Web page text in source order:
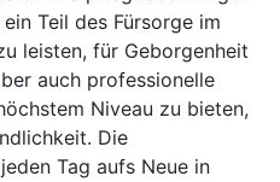
Teil des Fürsorge im
leisten, für Geborgenheit
auch professionelle
Niveau zu bieten,
Die
Tag aufs Neue in